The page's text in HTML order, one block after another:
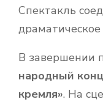
Спектакль
В завершении
народный
кремля». На